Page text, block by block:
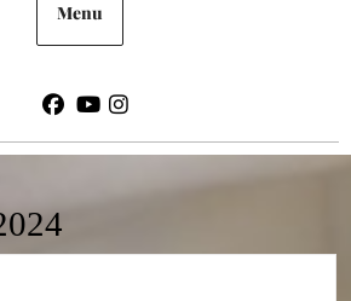
Menu
Facebook
YoutubeInstagram